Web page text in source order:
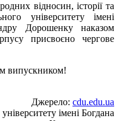
відносин, історії та
університету імені
Дорошенку наказом
присвоєно чергове
випускником!
Джерело: cdu.edu.ua
імені Богдана